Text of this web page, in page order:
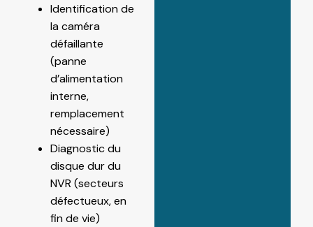
Identification de
la caméra
défaillante
(panne
d’alimentation
interne,
remplacement
nécessaire)
Diagnostic du
disque dur du
NVR (secteurs
défectueux, en
fin de vie)